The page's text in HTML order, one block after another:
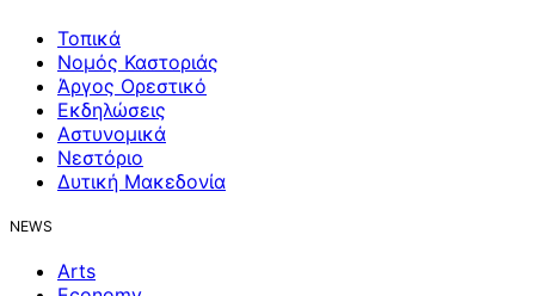
Τοπικά
Νομός Καστοριάς
Άργος Ορεστικό
Εκδηλώσεις
Αστυνομικά
Νεστόριο
Δυτική Μακεδονία
NEWS
Arts